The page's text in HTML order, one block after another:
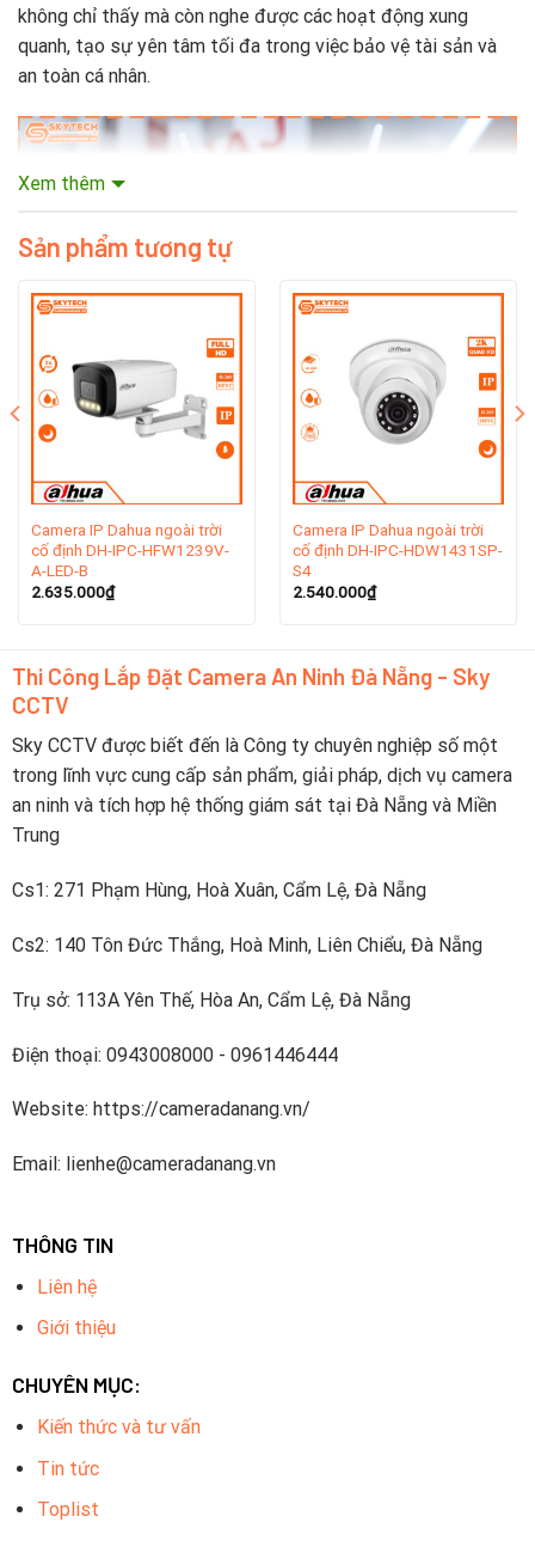
không chỉ thấy mà còn nghe được các hoạt động xung
quanh, tạo sự yên tâm tối đa trong việc bảo vệ tài sản và
an toàn cá nhân.
Giới Thiệu Thương Hiệu Dahua
Dahua Technology là một trong những thương hiệu hàng
đầu thế giới trong lĩnh vực thiết bị giám sát an ninh, được
thành lập vào năm 2001 tại Trung Quốc. Trụ sở chính của
công ty đặt tại thành phố An Huy. Dahua chuyên cung cấp
các giải pháp an ninh tích hợp, bao gồm camera IP, đầu ghi
trong những nhà phân phối an toàn ở Đà Nẵng.
Với hơn 20 năm kinh nghiệm trong ngành, Dahua đã phát
triển mạnh mẽ và mở rộng ra thị trường quốc tế, phục vụ
cho nhiều lĩnh vực từ hộ gia đình đến các doanh nghiệp lớn.
Công ty luôn chú trọng đầu tư vào nghiên cứu và phát triển
chất lượng mà còn tiên phong trong các tính năng mới.
Combo Trọn Bộ 8 Camera Dahua IP 4.0MP – Thu
Tiếng Gồm Có
Mắt camera quan sát Dahua trong nhà: Số lượng 4
Ổ cứng lưu trữ chuyên dụng camera: 1T Số lượng 01
Switch 4 cổng: Số lượng 01
Xem thêm
Sản phẩm tương tự
Camera IP Dahua ngoài trời
cố định DH-IPC-HFW1239V-
A-LED-B
2.635.000₫
Camera IP Dahua ngoài trời
cố định DH-IPC-HDW1431SP-
S4
2.540.000₫
Thi Công Lắp Đặt Camera An Ninh Đà Nẵng - Sky
CCTV
Sky CCTV được biết đến là Công ty chuyên nghiệp số một
trong lĩnh vực cung cấp sản phẩm, giải pháp, dịch vụ camera
an ninh và tích hợp hệ thống giám sát tại Đà Nẵng và Miền
Trung
Cs1: 271 Phạm Hùng, Hoà Xuân, Cẩm Lệ, Đà Nẵng
Cs2: 140 Tôn Đức Thắng, Hoà Minh, Liên Chiểu, Đà Nẵng
Trụ sở: 113A Yên Thế, Hòa An, Cẩm Lệ, Đà Nẵng
Điện thoại: 0943008000 - 0961446444
Website: https://cameradanang.vn/
Email: lienhe@cameradanang.vn
THÔNG TIN
Liên hệ
Giới thiệu
CHUYÊN MỤC:
Kiến thức và tư vấn
Tin tức
Toplist